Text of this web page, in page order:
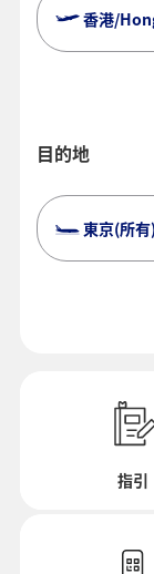
香港/
目的地
東京(所
去程的出發
選擇日期
指引